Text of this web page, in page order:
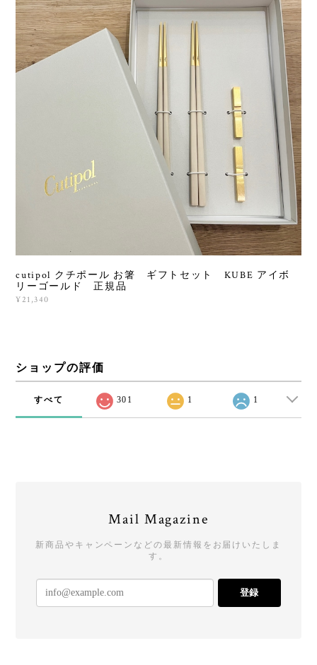
cutipol クチポール お箸 ギフトセット KUBE アイボ
リーゴールド 正規品
¥21,340
ショップの評価
すべて 301 1 1
Mail Magazine
新商品やキャンペーンなどの最新情報をお届けいたしま
す。
登録